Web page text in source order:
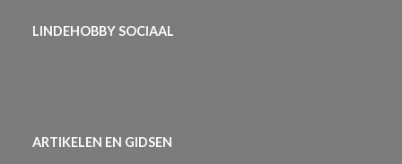
LINDEHOBBY SOCIAAL
ARTIKELEN EN GIDSEN